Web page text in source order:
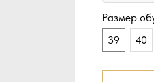
Размер
39
40